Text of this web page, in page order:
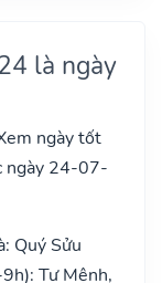
là ngày
ngày tốt
ngày 24-07-
Quý Sửu
Tư Mệnh,